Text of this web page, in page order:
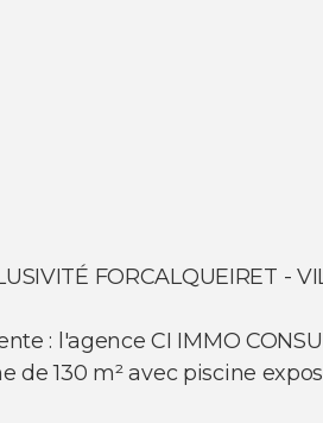
FORCALQUEIRET -
: l'agence CI IMMO
de 130 m² avec piscine